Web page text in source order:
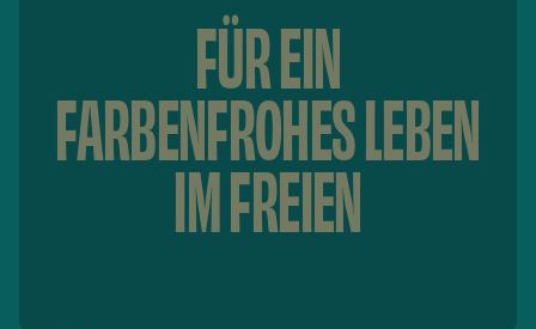
FÜR EIN
FARBENFROHES LEBEN
IM FREIEN